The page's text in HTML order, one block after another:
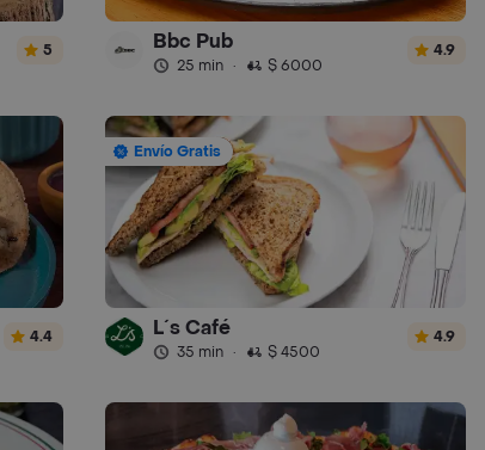
5 Bbc Pub
25 min · $ 6000
4.9
4.4
Envío Gratis
L´s Café
35 min · $ 4500
4.9